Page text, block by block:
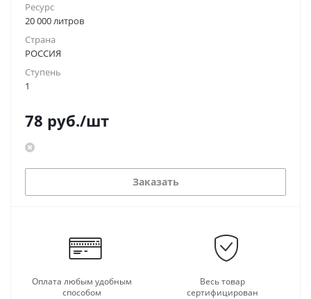
Ресурс
20 000 литров
Страна
РОССИЯ
Ступень
1
78 руб./шт
Заказать
Оплата любым удобным
способом
Весь товар
сертифицирован